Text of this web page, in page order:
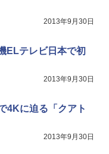
2013年9月30日
ELテレビ日本で初
2013年9月30日
4Kに迫る「クアト
2013年9月30日